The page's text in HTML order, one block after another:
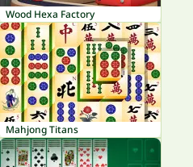
Wood Hexa Factory
Mahjong Titans